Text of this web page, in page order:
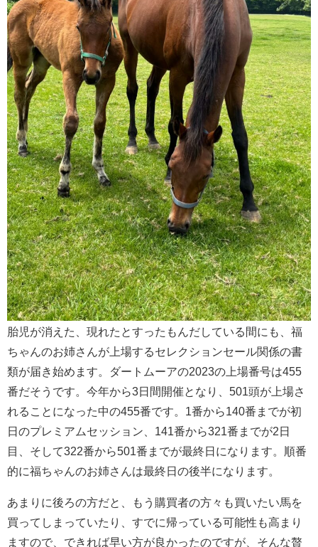
胎児が消えた、現れたとすったもんだしている間にも、福
ちゃんのお姉さんが上場するセレクションセール関係の書
類が届き始めます。ダートムーアの2023の上場番号は455
番だそうです。今年から3日間開催となり、501頭が上場さ
れることになった中の455番です。1番から140番までが初
日のプレミアムセッション、141番から321番までが2日
目、そして322番から501番までが最終日になります。順番
的に福ちゃんのお姉さんは最終日の後半になります。
あまりに後ろの方だと、もう購買者の方々も買いたい馬を
買ってしまっていたり、すでに帰っている可能性も高まり
ますので、できれば早い方が良かったのですが、そんな贅